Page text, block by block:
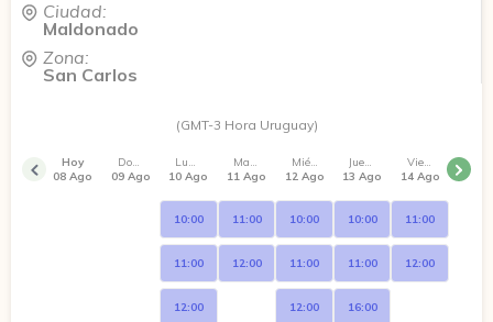
Ciudad:
Maldonado
Zona:
San Carlos
(GMT-3 Hora Uruguay)
Hoy
08 Ago
Domingo
09 Ago
Lunes
10 Ago
10:00
11:00
12:00
Martes
11 Ago
11:00
12:00
Miércoles
12 Ago
10:00
11:00
12:00
Jueves
13 Ago
10:00
11:00
16:00
Viernes
14 Ago
11:00
12:00